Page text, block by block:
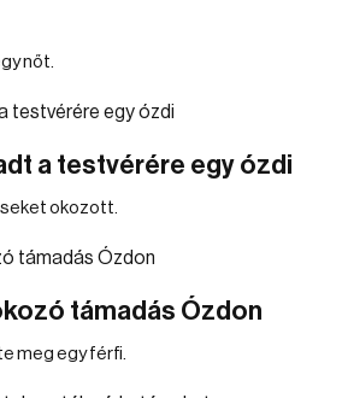
nőt.
a testvérére egy ózdi
okozott.
támadás Ózdon
meg egy férfi.